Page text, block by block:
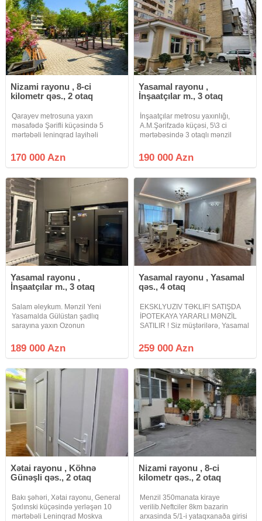
Nizami rayonu , 8-ci
kilometr qəs., 2 otaq
Qarayev metrosuna yaxın
məsafədə Şərifli küçəsində 5
mərtəbəli leninqrad layihəli
yerləşən yaxşı təmirli 2 otaqlı
mənzil bütün əşyaları ilə birlikdə
170 000 Azn
Yasamal rayonu ,
İnşaatçılar m., 3 otaq
İnşaatçılar metrosu yaxınlığı,
A.M.Şərifzadə küçəsi, 5\3 ci
mərtəbəsində 3 otaqlı mənzil
yaxın.Araz market və Medikal
House yanında yerləşir.Mənzil orta
190 000 Azn
Yasamal rayonu ,
İnşaatçılar m., 3 otaq
Salam əleykum. Mənzil Yeni
Yasamalda Gülüstan şadlıq
sarayına yaxın Ozonun
yerləşir. 2 otaqdan 3 otaqa
düzəlmiş və 83kv.m-dir. Sənədlər
İpotekaya
189 000 Azn
Yasamal rayonu , Yasamal
qəs., 4 otaq
EKSKLYUZIV TƏKLIF! SATIŞDA
İPOTEKAYA YARARLI MƏNZİL
SATILIR ! Siz müştərilərə, Yasamal
yanında, M.Xiyabani küçəsində, 4
otaqlı super təmirli mənzilin
259 000 Azn
Xətai rayonu , Köhnə
Günəşli qəs., 2 otaq
Bakı şəhəri, Xətai rayonu, General
Şıxlınski küçəsində yerləşən 10
mərtəbəli Leninqrad Moskva
Nizami rayonu , 8-ci
kilometr qəs., 2 otaq
Menzil 350manata kiraye
verilib.Neftciler 8km bazarin
arxasinda 5/1-i yataqxanaða girisi